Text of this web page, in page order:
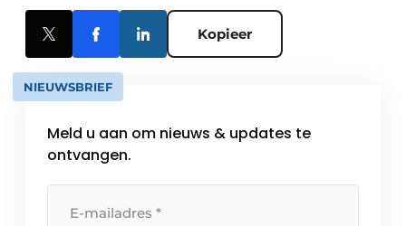
Kopieer
NIEUWSBRIEF
Meld u aan om nieuws & updates te
ontvangen.